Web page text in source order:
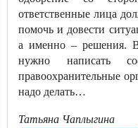
ответственные лица
помочь и довести
а именно – решения.
нужно написать
правоохранительные
надо делать…
Татьяна Чаплыгина